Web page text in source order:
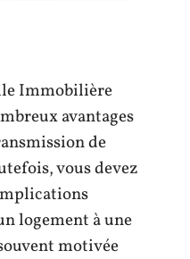
Immobilière
avantages
de
vous devez
logement à une
motivée